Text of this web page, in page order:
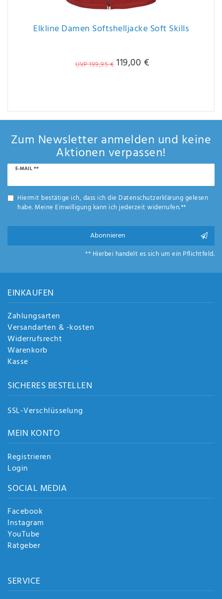
Elkline Damen Softshelljacke Soft Skills
UVP 199,95 € 119,00 €
Zum Newsletter anmelden und keine
Aktionen verpassen!
E-MAIL **
Newsletter
Hiermit bestätige ich, dass ich die Daten­schutz­erklärunggelesen
habe. Meine Einwilligung kann ich jederzeit widerrufen.**
Abonnieren
** Hierbei handelt es sich um ein Pflichtfeld.
EINKAUFEN
Zahlungsarten
Versandarten & -kosten
Widerrufsrecht
Warenkorb
Kasse
SICHERES BESTELLEN
SSL-Verschlüsselung
MEIN KONTO
Registrieren
Login
SOCIAL MEDIA
Facebook
Instagram
YouTube
Ratgeber
SERVICE